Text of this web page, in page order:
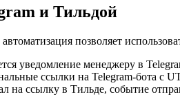
и Тильдой
позволяет
уведомление менеджеру в
ссылки на Telegram-бота с
на ссылку в Тильде, событие